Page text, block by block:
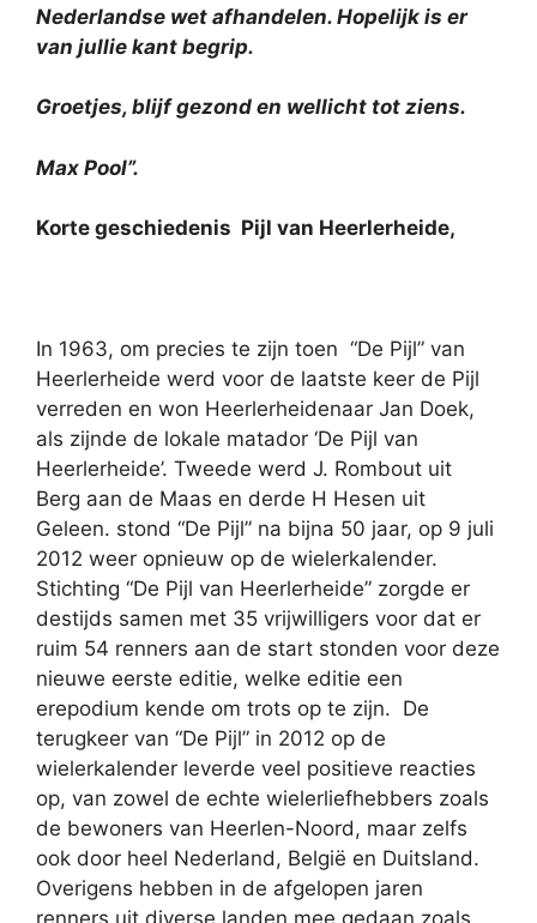
Nederlandse wet afhandelen. Hopelijk is er
van jullie kant begrip.
Groetjes, blijf gezond en wellicht tot ziens.
Max Pool”.
Korte geschiedenis Pijl van Heerlerheide,
In 1963, om precies te zijn toen “De Pijl” van
Heerlerheide werd voor de laatste keer de Pijl
verreden en won Heerlerheidenaar Jan Doek,
als zijnde de lokale matador ‘De Pijl van
Heerlerheide’. Tweede werd J. Rombout uit
Berg aan de Maas en derde H Hesen uit
Geleen. stond “De Pijl” na bijna 50 jaar, op 9 juli
2012 weer opnieuw op de wielerkalender.
Stichting “De Pijl van Heerlerheide” zorgde er
destijds samen met 35 vrijwilligers voor dat er
ruim 54 renners aan de start stonden voor deze
nieuwe eerste editie, welke editie een
erepodium kende om trots op te zijn. De
terugkeer van “De Pijl” in 2012 op de
wielerkalender leverde veel positieve reacties
op, van zowel de echte wielerliefhebbers zoals
de bewoners van Heerlen-Noord, maar zelfs
ook door heel Nederland, België en Duitsland.
Overigens hebben in de afgelopen jaren
renners uit diverse landen mee gedaan zoals